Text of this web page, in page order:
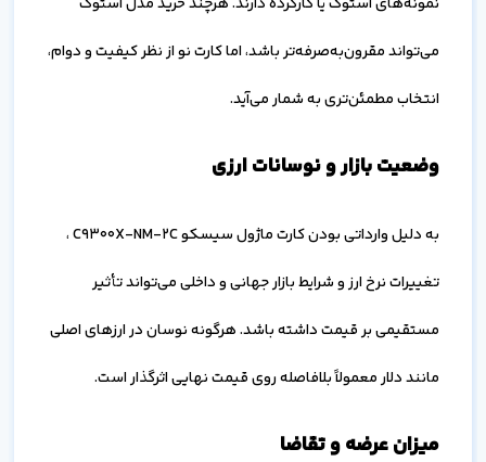
می‌تواند مقرون‌به‌صرفه‌تر باشد، اما کارت نو از نظر کیفیت و دوام،
انتخاب مطمئن‌تری به شمار می‌آید.
وضعیت بازار و نوسانات ارزی
به دلیل وارداتی بودن کارت ماژول سیسکو C9300X-NM-2C ،
تغییرات نرخ ارز و شرایط بازار جهانی و داخلی می‌تواند تأثیر
مستقیمی بر قیمت داشته باشد. هرگونه نوسان در ارزهای اصلی
مانند دلار معمولاً بلافاصله روی قیمت نهایی اثرگذار است.
میزان عرضه و تقاضا